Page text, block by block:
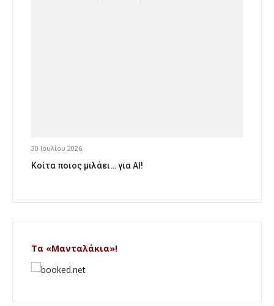
30 Ιουλίου 2026
Κοίτα ποιος μιλάει… για AI!
Τα «Μανταλάκια»!